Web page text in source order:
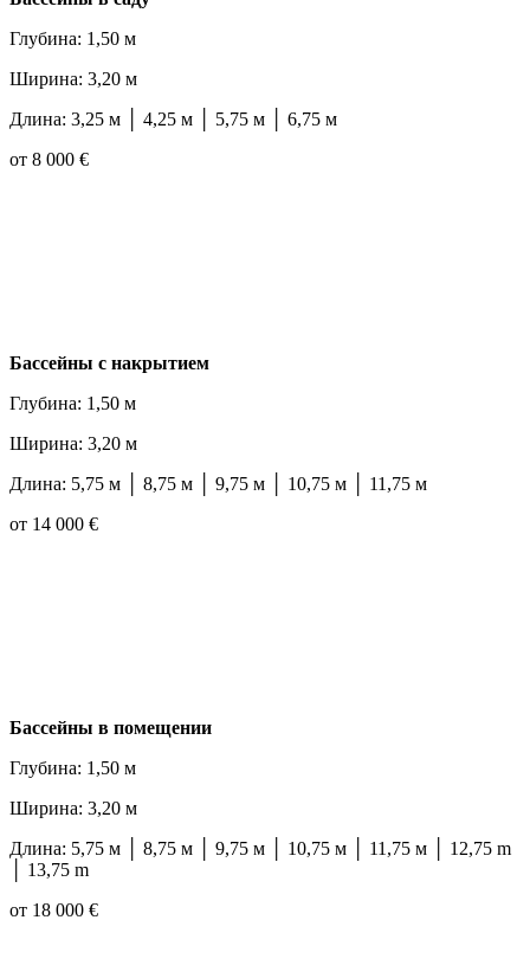
Глубина: 1,50 м
Ширина: 3,20 м
Длина: 3,25 м │ 4,25 м │ 5,75 м │ 6,75 м
от 8 000 €
Бассейны с накрытием
Глубина: 1,50 м
Ширина: 3,20 м
Длина: 5,75 м │ 8,75 м │ 9,75 м │ 10,75 м │ 11,75 м
от 14 000 €
Бассейны в помещении
Глубина: 1,50 м
Ширина: 3,20 м
Длина: 5,75 м │ 8,75 м │ 9,75 м │ 10,75 м │ 11,75 м │ 12,75 m
│ 13,75 m
от 18 000 €